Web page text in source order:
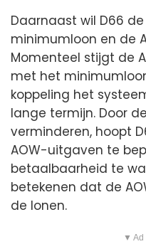
Daarnaast wil D66
minimumloon en de
Momenteel stijgt de
met het
koppeling het
lange termijn. Door
verminderen, hoopt
AOW-uitgaven te
betaalbaarheid te
betekenen dat de
de lonen.
▼ Ad